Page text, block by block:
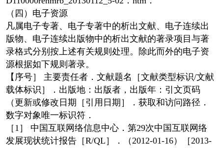
（四）电子资源
凡属电子专著、电子专著中的析出文献、电子连续出
版物、电子连续出版物中的析出文献的著录项目与著
录格式分别按上述有关规则处理。除此而外的电子资
源根据如下规则著录。
【序号］ 主要责任者．文献题名［文献类型标识/文献
载体标识］．出版地：出版者，出版年：引文页码
（更新或修改日期［引用日期］．获取和访问路径．
数字对象唯一标识符．
［1］ 中国互联网络信息中心．第29次中国互联网络
发展现状统计报告［R/QL］．（2012-01-16）［2013-